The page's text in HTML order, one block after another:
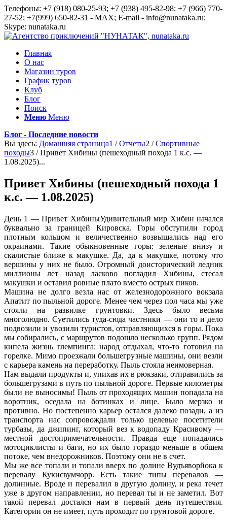
Телефоны: +7 (918) 080-25-93; +7 (938) 495-82-98; +7 (966) 770-
27-52; +7(999) 650-82-31 - MAX; E-mail - info@nunataka.ru;
Skype: nunataka.ru
Главная
О нас
Магазин туров
График туров
Клуб
Блог
Поиск
Меню Меню
Блог - Последние новости
Вы здесь: Домашняя страница1 / Отчеты2 / Спортивные
походы3 / Привет Хибины (пешеходный похода 1 к.с. —
1.08.2025)...
Привет Хибины (пешеходный похода 1
к.с. — 1.08.2025)
День 1 — Привет ХибиныУдивительный мир Хибин начался
буквально за границей Кировска. Горы обступили город
плотным кольцом и величественно возвышались над его
окраинами. Такие обыкновенные горы: зеленые внизу и
скалистые ближе к макушке. Да, да к макушке, потому что
вершины у них не было. Огромный доисторический ледник
миллионы лет назад ласково погладил Хибины, стесал
макушки и оставил ровные плато вместо острых пиков.
Машина не долго везла нас от железнодорожного вокзала
Апатит по пыльной дороге. Менее чем через пол часа мы уже
стояли на развилке грунтовки. Здесь было весьма
многолюдно. Суетились туда-сюда частники — они то и дело
подвозили и увозили туристов, отправляющихся в горы. Пока
мы собирались, с маршрутов подошло несколько групп. Рядом
кипела жизнь глемпинга: народ отдыхал, что-то готовил на
горелке. Мимо проезжали большегрузные машины, они везли
с карьера камень на переработку. Пыль стояла неимоверная.
Нам выдали продукты и, упихав их в рюкзаки, отправились за
большегрузами в путь по пыльной дороге. Первые километры
были не выносимы! Пыль от проходящих машин попадала на
воротник, оседала на ботинках и лице. Было мерзко и
противно. Но постепенно карьер остался далеко позади, а из
транспорта нас сопровождали только целевые посетители
турбазы, да джипинг, который вез к водопаду Красивому —
местной достопримечательности. Правда еще попадались
мотоциклисты и баги, но их было гораздо меньше в общем
потоке, чем внедорожников. Поэтому они не в счет.
Мы же все топали и топали вверх по долине Вудъяворйока к
перевалу Кукисвумчорр. Есть такие типы перевалов —
долинные. Вроде и перевалил в другую долину, и река течет
уже в другом направлении, но перевал ты и не заметил. Вот
такой перевал достался нам в первый день путешествия.
Категории он не имеет, путь проходит по грунтовой дороге.